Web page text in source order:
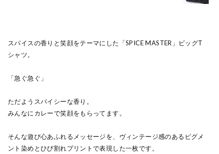
スパイスの香りと笑顔をテーマにした「SPICE MASTER」ビッグT
シャツ。
「急ぐ急ぐ」
ただようスパイシーな香り。
みんなにカレーで笑顔をもらってます。
そんな遊び心あふれるメッセージを、ヴィンテージ感のあるピグメ
ント染めとひび割れプリントで表現した一枚です。